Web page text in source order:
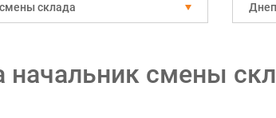
склада
начальник смены